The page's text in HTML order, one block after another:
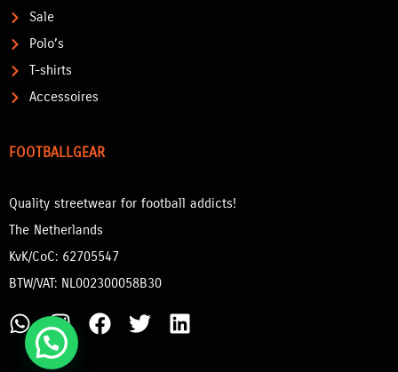
Sale
Polo’s
T-shirts
Accessoires
FOOTBALLGEAR
Quality streetwear for football addicts!
The Netherlands
KvK/CoC: 62705547
BTW/VAT: NL002300058B30
W
h
I
n
F
T
L